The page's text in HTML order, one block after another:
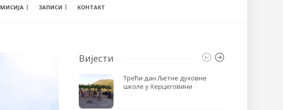
МИСИЈА ЗАПИСИ КОНТАКТ
Вијести
Трећи дан Љетне духовне
школе у Херцеговини